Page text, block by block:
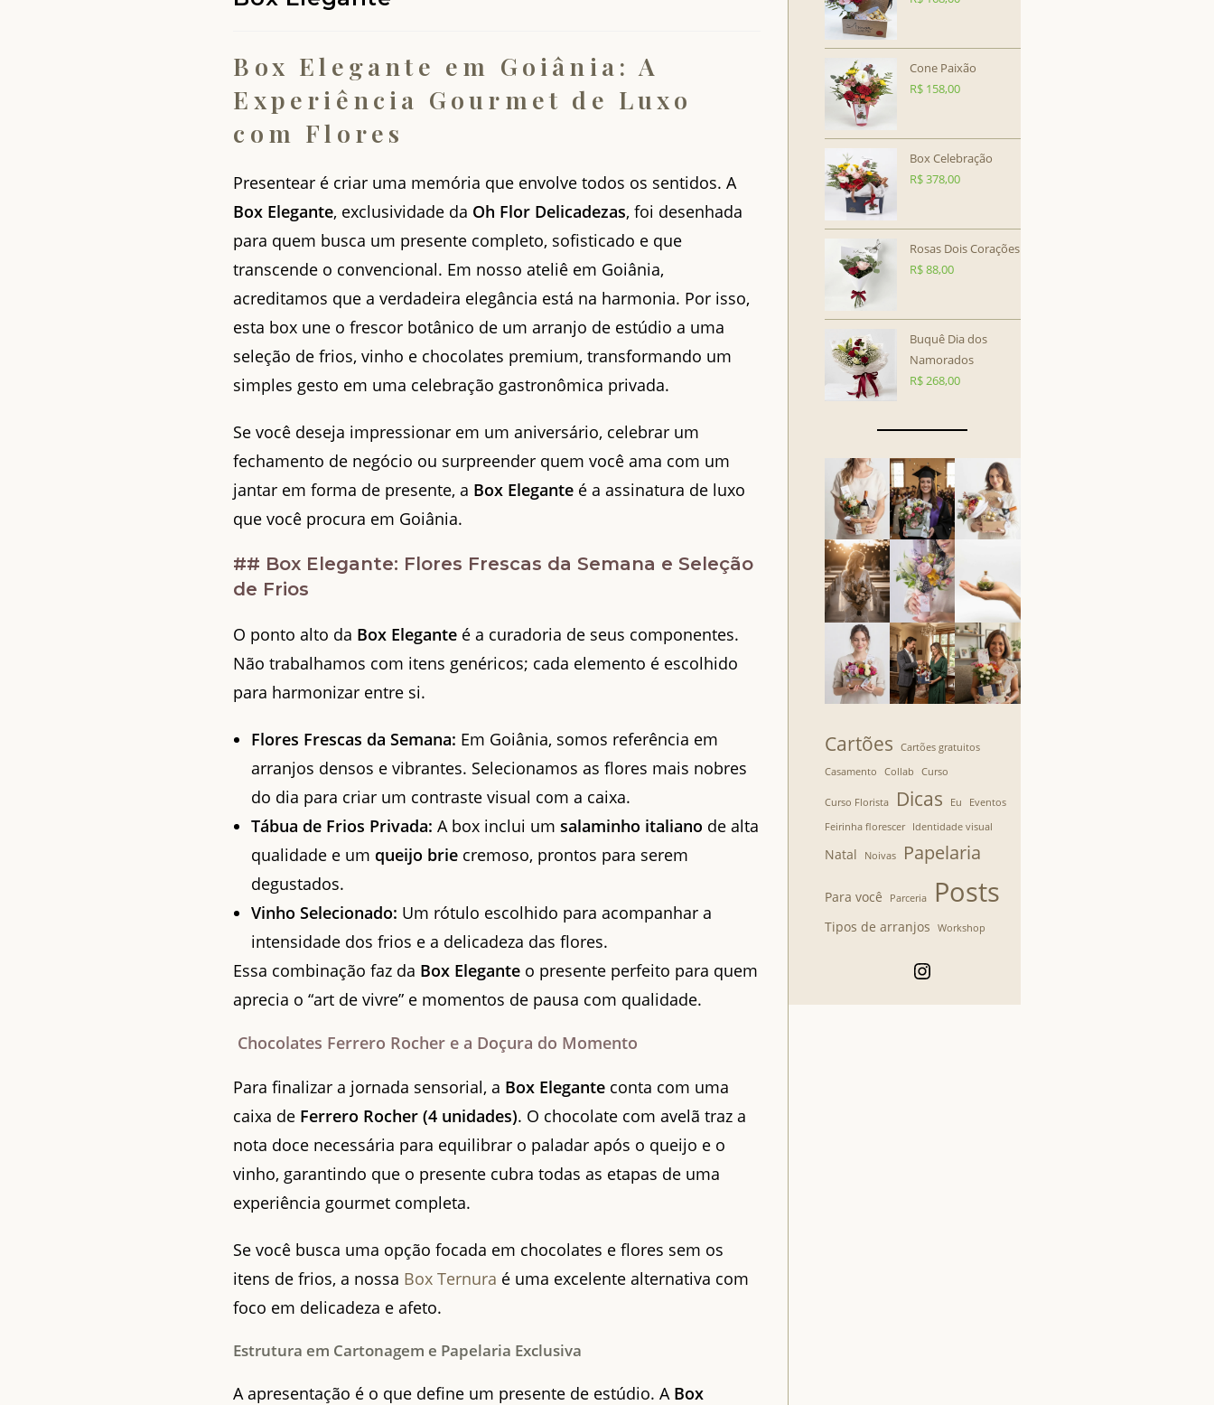
Box Elegante em Goiânia: A
Experiência Gourmet de Luxo
com Flores
Presentear é criar uma memória que envolve todos os sentidos. A
Box Elegante, exclusividade da Oh Flor Delicadezas, foi desenhada
para quem busca um presente completo, sofisticado e que
transcende o convencional. Em nosso ateliê em Goiânia,
acreditamos que a verdadeira elegância está na harmonia. Por isso,
esta box une o frescor botânico de um arranjo de estúdio a uma
seleção de frios, vinho e chocolates premium, transformando um
simples gesto em uma celebração gastronômica privada.
Se você deseja impressionar em um aniversário, celebrar um
fechamento de negócio ou surpreender quem você ama com um
jantar em forma de presente, a Box Elegante é a assinatura de luxo
que você procura em Goiânia.
## Box Elegante: Flores Frescas da Semana e Seleção
de Frios
O ponto alto da Box Elegante é a curadoria de seus componentes.
Não trabalhamos com itens genéricos; cada elemento é escolhido
para harmonizar entre si.
Flores Frescas da Semana: Em Goiânia, somos referência em
arranjos densos e vibrantes. Selecionamos as flores mais nobres
do dia para criar um contraste visual com a caixa.
Tábua de Frios Privada: A box inclui umsalaminho italiano de alta
qualidade e um queijo brie cremoso, prontos para serem
degustados.
Vinho Selecionado: Um rótulo escolhido para acompanhar a
intensidade dos frios e a delicadeza das flores.
Essa combinação faz da Box Elegante o presente perfeito para quem
aprecia o “art de vivre” e momentos de pausa com qualidade.
Chocolates Ferrero Rocher e a Doçura do Momento
Para finalizar a jornada sensorial, a Box Elegante conta com uma
caixa de Ferrero Rocher (4 unidades). O chocolate com avelã traz a
nota doce necessária para equilibrar o paladar após o queijo e o
vinho, garantindo que o presente cubra todas as etapas de uma
experiência gourmet completa.
Se você busca uma opção focada em chocolates e flores sem os
itens de frios, a nossa Box Ternura é uma excelente alternativa com
foco em delicadeza e afeto.
Estrutura em Cartonagem e Papelaria Exclusiva
A apresentação é o que define um presente de estúdio. A Box
Cone Paixão
R$ 158,00
Box Celebração
R$378,00
Rosas Dois Corações
R$88,00
Buquê Dia dos
Namorados
R$268,00
Cartões
Cartões gratuitos
Casamento
Collab Curso
Curso Florista Dicas Eu
Eventos
Feirinha florescer
Identidade visual
Natal Noivas Papelaria
Para você Parceria Posts
Tipos de arranjos Workshop
Instagram